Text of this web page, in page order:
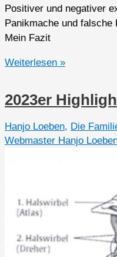
Positiver und negativer
Panikmache und falsche
Mein Fazit
Arbeitslebensleistung,
Sparpläne
Weiterlesen »
2023er
Hanjo Loeben, Die
Webmaster Hanjo